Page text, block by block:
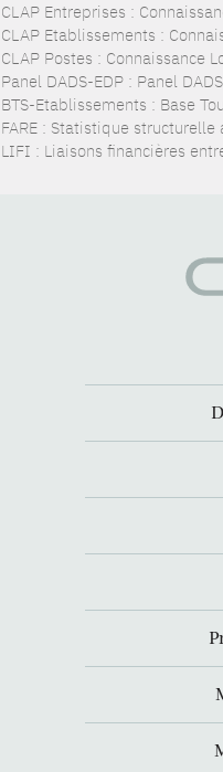
CLAP Entreprises :
CLAP Etablissements :
CLAP Postes : Connaissance
Panel DADS-EDP : Panel
BTS-Etablissements : Base
FARE : Statistique
LIFI : Liaisons financières